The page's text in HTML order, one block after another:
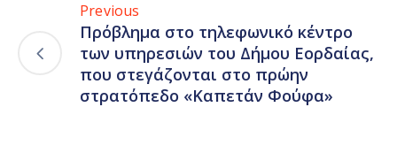
Previous
Πρόβλημα στο τηλεφωνικό κέντρο
των υπηρεσιών του Δήμου Εορδαίας,
που στεγάζονται στο πρώην
στρατόπεδο «Καπετάν Φούφα»